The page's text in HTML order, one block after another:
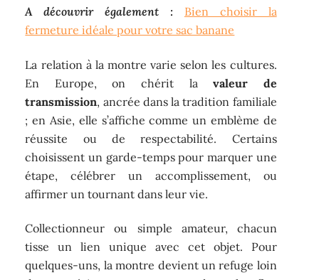
A découvrir également :
Bien choisir la
fermeture idéale pour votre sac banane
La relation à la montre varie selon les cultures.
En Europe, on chérit lavaleur de
transmission, ancrée dans la tradition familiale
; en Asie, elle s’affiche comme un emblème de
réussite ou de respectabilité. Certains
choisissent un garde-temps pour marquer une
étape, célébrer un accomplissement, ou
affirmer un tournant dans leur vie.
Collectionneur ou simple amateur, chacun
tisse un lien unique avec cet objet. Pour
quelques-uns, la montre devient un refuge loin